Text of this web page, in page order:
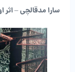
سارا مدقالچی – اثر